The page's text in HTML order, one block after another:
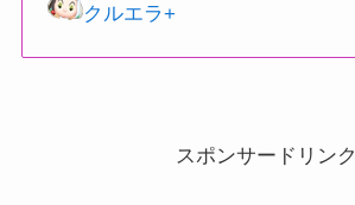
クルエラ+
スポンサードリンク